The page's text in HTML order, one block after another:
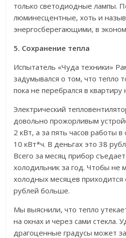
только светодиодные лампы.
люминесцентные, хоть и
энергосберегающими, в
5. Сохранение тепла
Испытатель «Чуда техники»
задумывался о том, что тепло
пока не перебрался в
Электрический
довольно прожорливым
2 кВт, а за пять часов работы в
10 кВт*ч. В деньгах это 38
Всего за месяц прибор
холодильник за год. Чтобы не
холодных месяцев приходится
рублей больше.
Мы выяснили, что тепло
на окнах и через сами стекла.
драгоценные градусы может